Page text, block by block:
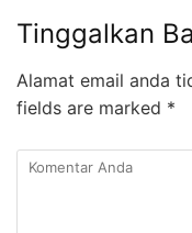
Tinggalkan
Alamat email anda
fields are marked *